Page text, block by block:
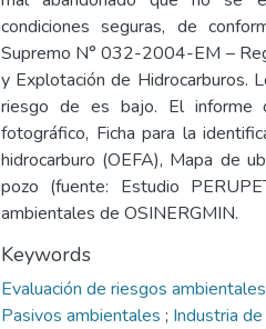
condiciones seguras, de
Supremo N° 032-2004-EM –
y Explotación de Hidrocarburos.
riesgo de es bajo. El informe
fotográfico, Ficha para la
hidrocarburo (OEFA), Mapa de
pozo (fuente: Estudio
ambientales de OSINERGMIN.
Keywords
Evaluación de riesgos ambientales
Pasivos ambientales ; Industria